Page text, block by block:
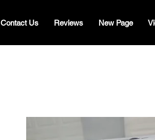
Contact Us Reviews New Page